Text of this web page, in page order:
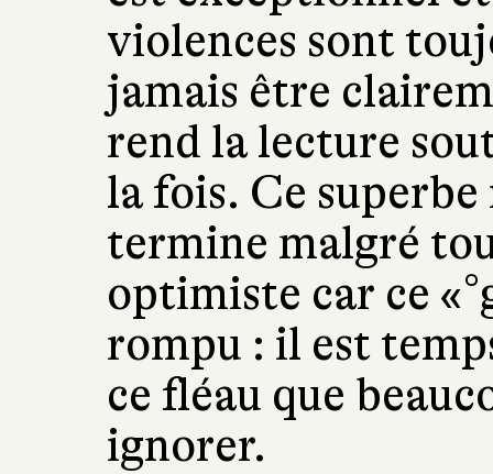
violences sont
jamais être
rend la lecture
la fois. Ce
termine malgré
optimiste car ce
rompu : il est
ce fléau que
ignorer.